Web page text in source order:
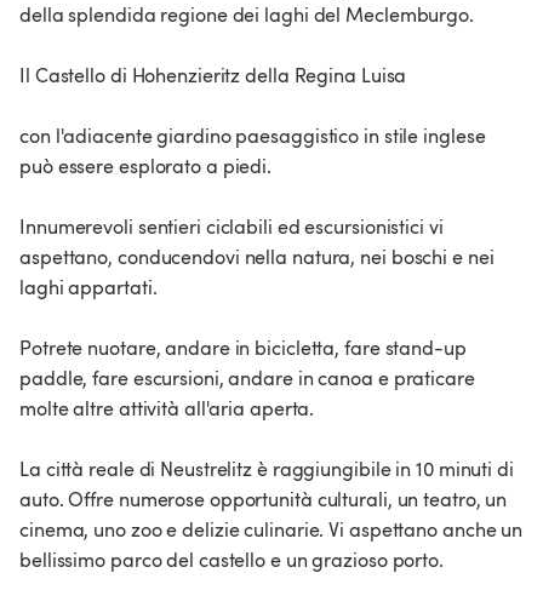
della splendida regione dei laghi del Meclemburgo.
Il Castello di Hohenzieritz della Regina Luisa
con l'adiacente giardino paesaggistico in stile inglese
può essere esplorato a piedi.
Innumerevoli sentieri ciclabili ed escursionistici vi
aspettano, conducendovi nella natura, nei boschi e nei
laghi appartati.
Potrete nuotare, andare in bicicletta, fare stand-up
paddle, fare escursioni, andare in canoa e praticare
molte altre attività all'aria aperta.
La città reale di Neustrelitz è raggiungibile in 10 minuti di
auto. Offre numerose opportunità culturali, un teatro, un
cinema, uno zoo e delizie culinarie. Vi aspettano anche un
bellissimo parco del castello e un grazioso porto.